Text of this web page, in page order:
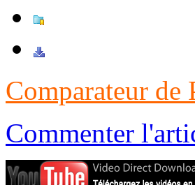
Comparateur de
Commenter